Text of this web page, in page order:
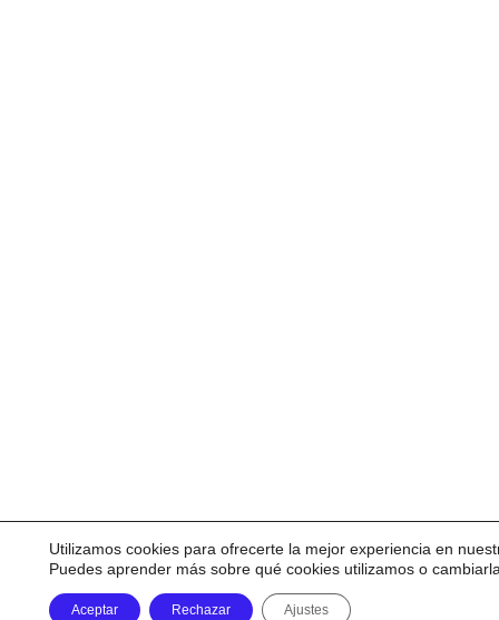
Utilizamos cookies para ofrecerte la mejor experiencia en
Puedes aprender más sobre qué cookies utilizamos o
Aceptar Rechazar Ajustes